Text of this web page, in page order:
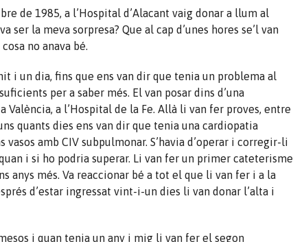
de 1985, a l’Hospital d’Alacant vaig donar a llum al
ser la meva sorpresa? Que al cap d’unes hores se’l van
no anava bé.
i un dia, fins que ens van dir que tenia un problema al
per a saber més. El van posar dins d’una
València, a l’Hospital de la Fe. Allà li van fer proves, entre
quants dies ens van dir que tenia una cardiopatia
amb CIV subpulmonar. S’havia d’operar i corregir-li
i si ho podria superar. Li van fer un primer cateterisme
anys més. Va reaccionar bé a tot el que li van fer i a la
d’estar ingressat vint-i-un dies li van donar l’alta i
i quan tenia un any i mig li van fer el segon